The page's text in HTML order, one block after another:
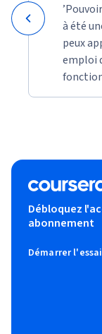
à été
peux
emploi
Débloquez
abonnement
Démarrer l'essai